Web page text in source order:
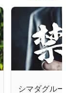
シマダグル